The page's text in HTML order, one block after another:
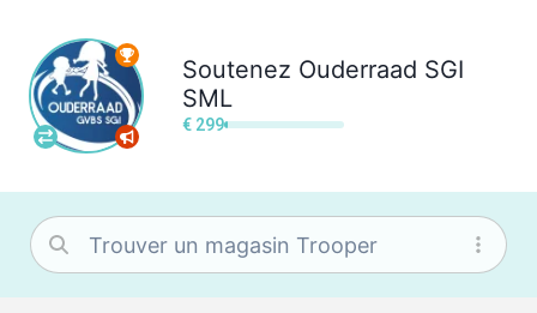
Soutenez Ouderraad SGI
SML
€ 299